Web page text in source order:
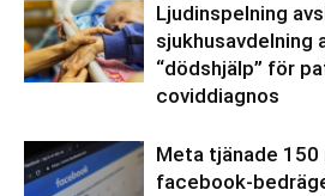
Ljudinspelning
sjukhusavdelning
“dödshjälp” för
coviddiagnos
Meta tjänade 150
facebook-